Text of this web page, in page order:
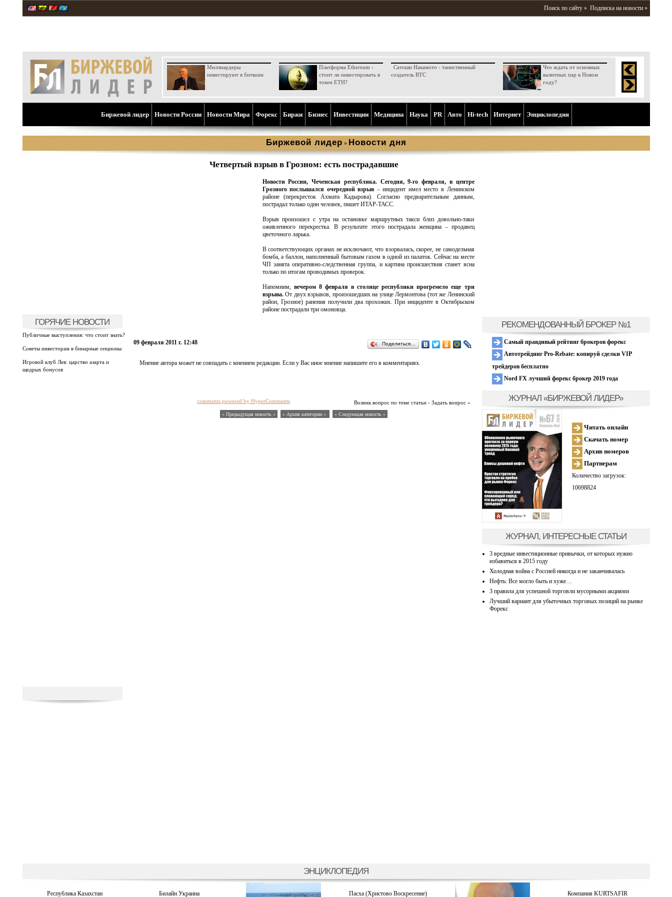
Поиск по сайту » Подписка на новости »
Миллиардеры
инвестируют в биткоин
Платформа Ethereum -
стоит ли инвестировать в
токен ETH?
Сатоши Накамото - таинственный
создатель BTC
Что ждать от основных
валютных пар в Новом
году?
Биржевой лидер Новости России Новости Мира Форекс Биржи Бизнес Инвестиции Медицина Наука PR Aвто Hi-tech Интернет Энциклопедия
Биржевой лидер » Новости дня
ГОРЯЧИЕ НОВОСТИ
Публичные выступления: что стоит знать?
Советы инвесторам в бинарные опционы
Игровой клуб Лев: царство азарта и
щедрых бонусов
Четвертый взрыв в Грозном: есть пострадавшие
Новости России, Чеченская республика. Сегодня, 9-го февраля, в центре
Грозного послышался очередной взрыв – инцидент имел место в Ленинском
районе (перекресток Ахмата Кадырова). Согласно предварительным данным,
пострадал только один человек, пишет ИТАР-ТАСС.
Взрыв произошел с утра на остановке маршрутных такси близ довольно-таки
оживленного перекрестка. В результате этого пострадала женщина – продавец
цветочного ларька.
В соответствующих органах не исключают, что взорвалась, скорее, не самодельная
бомба, а баллон, наполненный бытовым газом в одной из палаток. Сейчас на месте
ЧП занята оперативно-следственная группа, и картина происшествия станет ясна
только по итогам проводимых проверок.
Напомним, вечером 8 февраля в столице республики прогремело еще три
взрыва.От двух взрывов, произошедших на улице Лермонтова (тот же Ленинский
район, Грозное) ранения получили два прохожих. При инциденте в Октябрьском
районе пострадали три омоновца.
09 февраля 2011 г. 12:48 Поделиться…
Мнение автора может не совпадать с мнением редакции. Если у Вас иное мнение напишите его в комментариях.
Возник вопрос по теме статьи - Задать вопрос »
comments powered by HyperComments
« Предыдущая новость « » Архив категории « » Следующая новость »
РЕКОМЕНДОВАННЫЙ БРОКЕР №1
Самый правдивый рейтинг брокеров форекс
Автотрейдинг Pro-Rebate: копируй сделки VIP
трейдеров бесплатно
Nord FX лучший форекс брокер 2019 года
ЖУРНАЛ «БИРЖЕВОЙ ЛИДЕР»
Читать онлайн
Скачать номер
Архив номеров
Партнерам
Количество загрузок:
10698824
ЖУРНАЛ, ИНТЕРЕСНЫЕ СТАТЬИ
3 вредные инвестиционные привычки, от которых нужно
избавиться в 2015 году
Холодная война с Россией никогда и не заканчивалась
Нефть: Все могло быть и хуже…
3 правила для успешной торговли мусорными акциями
Лучший вариант для убыточных торговых позиций на рынке
Форекс
ЭНЦИКЛОПЕДИЯ
Республика Казахстан Билайн Украина Пасха (Христово Воскресение) Компания KURTSAFIR